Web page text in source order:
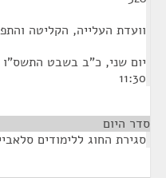
וועדת העלייה, הקליטה
11:30
סדר היום
סגירת החוג ללימודים